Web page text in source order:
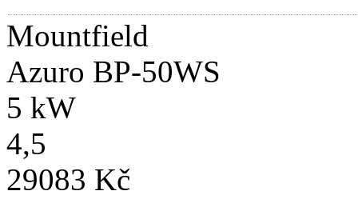
Mountfield
Azuro BP-50WS
5 kW
4,5
29083 Kč